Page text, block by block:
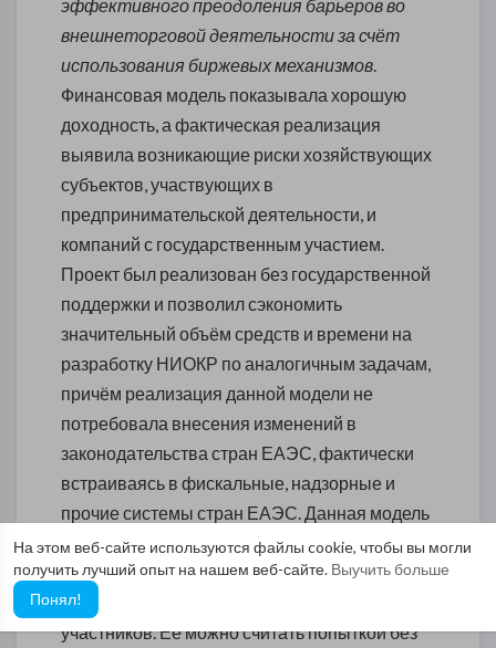
На этом веб-сайте используются файлы cookie, чтобы вы могли
получить лучший опыт на нашем веб-сайте. Выучить больше
Понял!
эффективного преодоления барьеров во
внешнеторговой деятельности за счёт
использования биржевых механизмов.
Финансовая модель показывала хорошую
доходность, а фактическая реализация
выявила возникающие риски хозяйствующих
субъектов, участвующих в
предпринимательской деятельности, и
компаний с государственным участием.
Проект был реализован без государственной
поддержки и позволил сэкономить
значительный объём средств и времени на
разработку НИОКР по аналогичным задачам,
причём реализация данной модели не
потребовала внесения изменений в
законодательства стран ЕАЭС, фактически
встраиваясь в фискальные, надзорные и
прочие системы стран ЕАЭС. Данная модель
выстроена без учёта политических
противоречий, как открытая модель,
отсекающая личные интересы отдельных
участников. Её можно считать попыткой без